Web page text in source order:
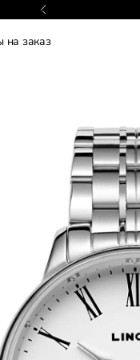
на заказ